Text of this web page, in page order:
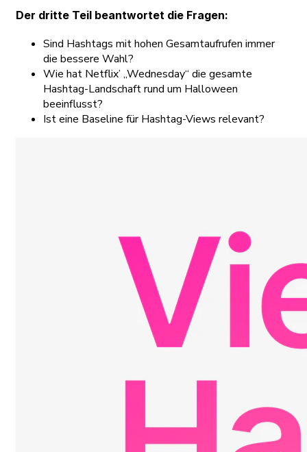
Der dritte Teil beantwortet die Fragen:
Sind Hashtags mit hohen Gesamtaufrufen immer
die bessere Wahl?
Wie hat Netflix’ „Wednesday“ die gesamte
Hashtag-Landschaft rund um Halloween
beeinflusst?
Ist eine Baseline für Hashtag-Views relevant?